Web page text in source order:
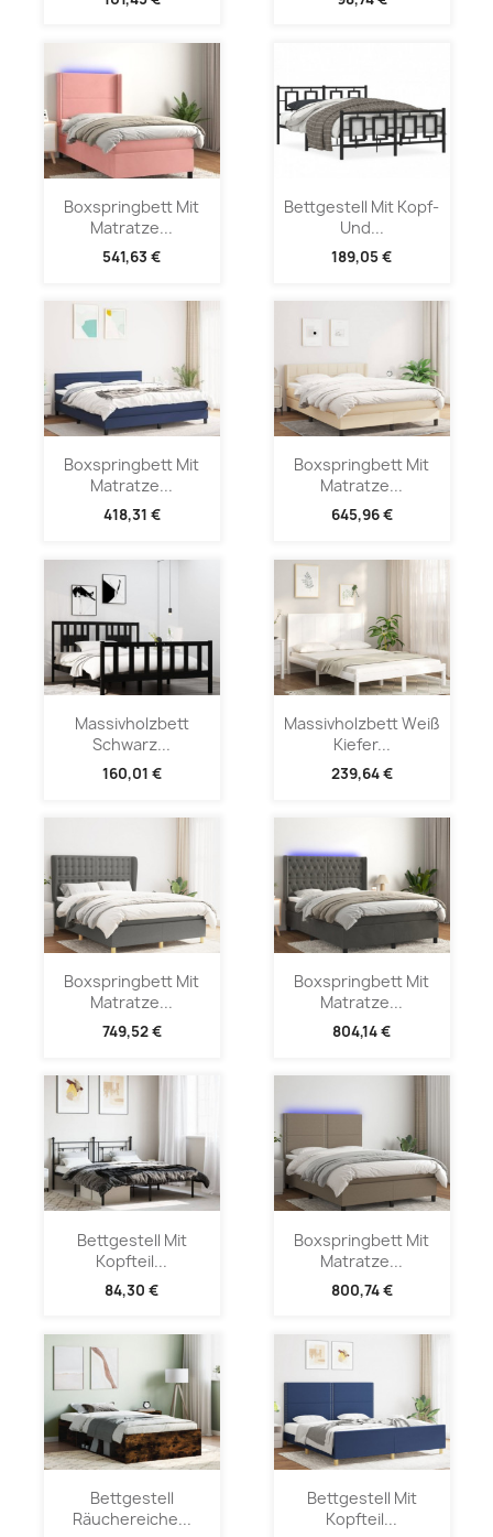
Boxspringbett Mit
Matratze...
541,63 €
Bettgestell Mit Kopf-
Und...
189,05 €
Boxspringbett Mit
Matratze...
418,31 €
Boxspringbett Mit
Matratze...
645,96 €
Massivholzbett
Schwarz...
160,01 €
Massivholzbett Weiß
Kiefer...
239,64 €
Boxspringbett Mit
Matratze...
749,52 €
Boxspringbett Mit
Matratze...
804,14 €
Bettgestell Mit
Kopfteil...
84,30 €
Boxspringbett Mit
Matratze...
800,74 €
Bettgestell
Räuchereiche...
Bettgestell Mit
Kopfteil...